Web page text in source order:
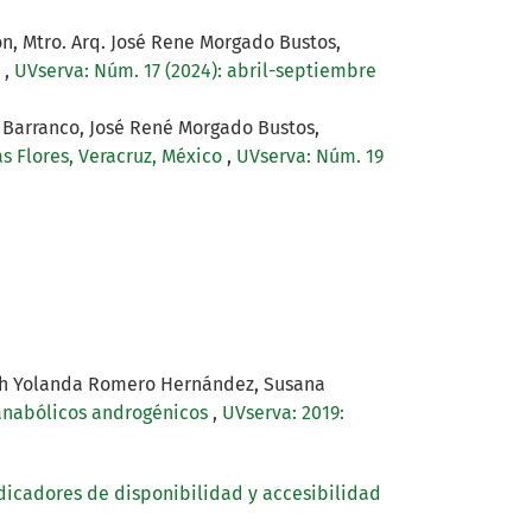
Mtro. Arq. José Rene Morgado Bustos,
, UVserva: Núm. 17 (2024): abril-septiembre
José René Morgado Bustos,
Veracruz, México , UVserva: Núm. 19
Romero Hernández, Susana
androgénicos , UVserva: 2019:
de disponibilidad y accesibilidad